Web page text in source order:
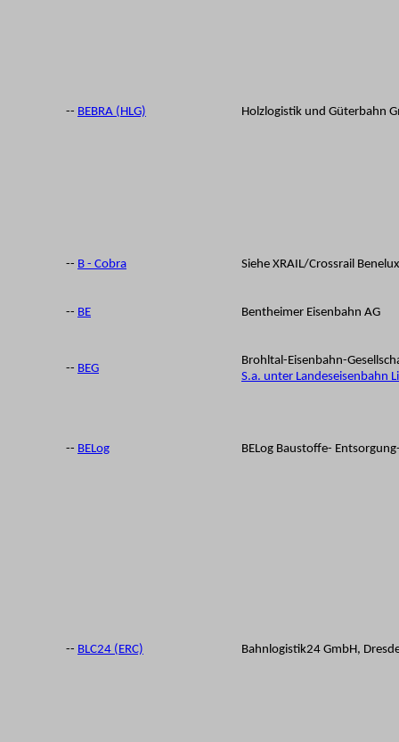
-- BEBRA (HLG) Holzlogistik und Güterbahn
-- B - Cobra Siehe XRAIL/Crossrail Benelux
-- BE Bentheimer Eisenbahn AG
-- BEG
Brohltal-Eisenbahn-
S.a. unter Landeseisenbahn
-- BELog BELog Baustoffe-
-- BLC24 (ERC) Bahnlogistik24 GmbH,